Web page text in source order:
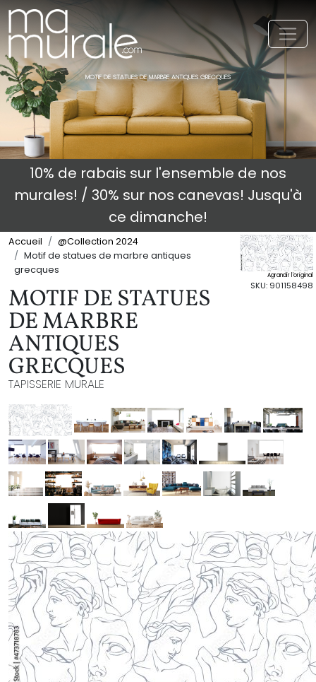
MOTIF DE STATUES DE MARBRE ANTIQUES GRECQUES
10% de rabais sur l'ensemble de nos
murales! / 30% sur nos canevas! Jusqu'à
ce dimanche!
Accueil
@Collection 2024
Motif de statues de marbre antiques
grecques
MOTIF DE STATUES
DE MARBRE
ANTIQUES
GRECQUES
TAPISSERIE MURALE
Agrandir l'original
SKU: 901158498